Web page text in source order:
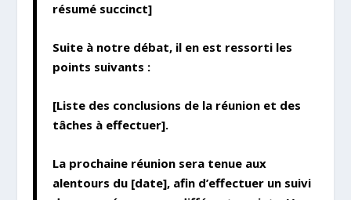
résumé succinct]
Suite à notre débat, il en est ressorti les
points suivants :
[Liste des conclusions de la réunion et des
tâches à effectuer].
La prochaine réunion sera tenue aux
alentours du [date], afin d’effectuer un suivi